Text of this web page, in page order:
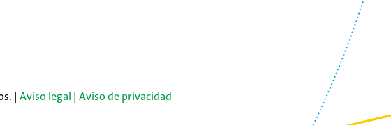
| Aviso legal | Aviso de privacidad